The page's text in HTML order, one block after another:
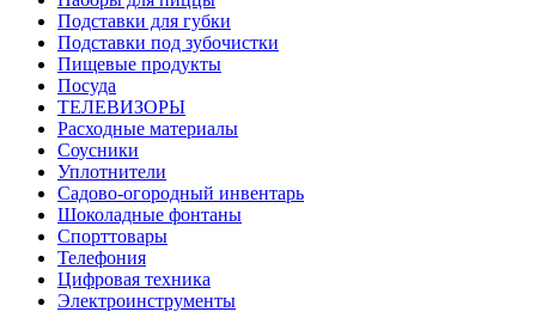
Подставки для губки
Подставки под зубочистки
Пищевые продукты
Посуда
ТЕЛЕВИЗОРЫ
Расходные материалы
Соусники
Уплотнители
Садово-огородный инвентарь
Шоколадные фонтаны
Спорттовары
Телефония
Цифровая техника
Электроинструменты